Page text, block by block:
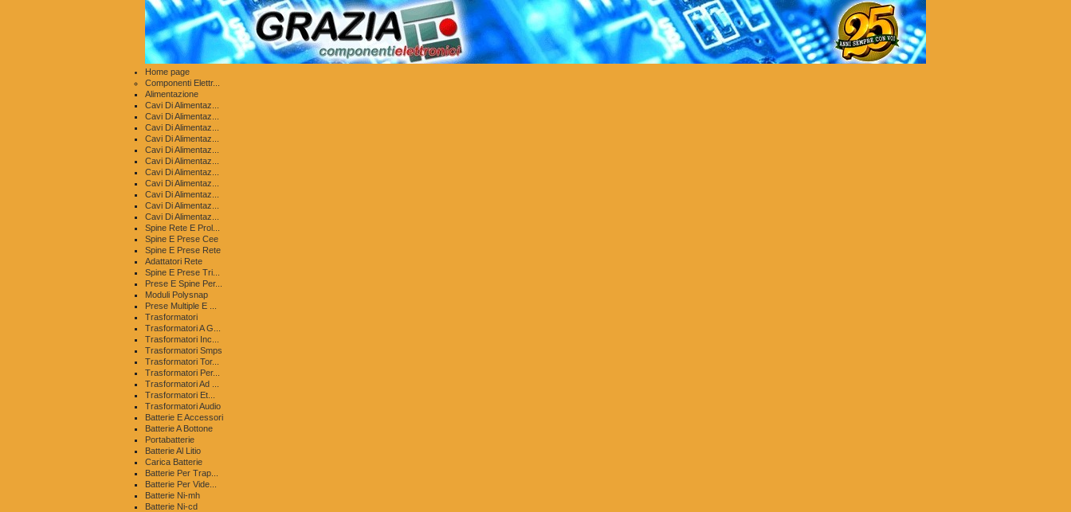
Home page
Componenti Elettr...
Alimentazione
Cavi Di Alimentaz...
Cavi Di Alimentaz...
Cavi Di Alimentaz...
Cavi Di Alimentaz...
Cavi Di Alimentaz...
Cavi Di Alimentaz...
Cavi Di Alimentaz...
Cavi Di Alimentaz...
Cavi Di Alimentaz...
Cavi Di Alimentaz...
Cavi Di Alimentaz...
Spine Rete E Prol...
Spine E Prese Cee
Spine E Prese Rete
Adattatori Rete
Spine E Prese Tri...
Prese E Spine Per...
Moduli Polysnap
Prese Multiple E ...
Trasformatori
Trasformatori A G...
Trasformatori Inc...
Trasformatori Smps
Trasformatori Tor...
Trasformatori Per...
Trasformatori Ad ...
Trasformatori Et...
Trasformatori Audio
Batterie E Accessori
Batterie A Bottone
Portabatterie
Batterie Al Litio
Carica Batterie
Batterie Per Trap...
Batterie Per Vide...
Batterie Ni-mh
Batterie Ni-cd